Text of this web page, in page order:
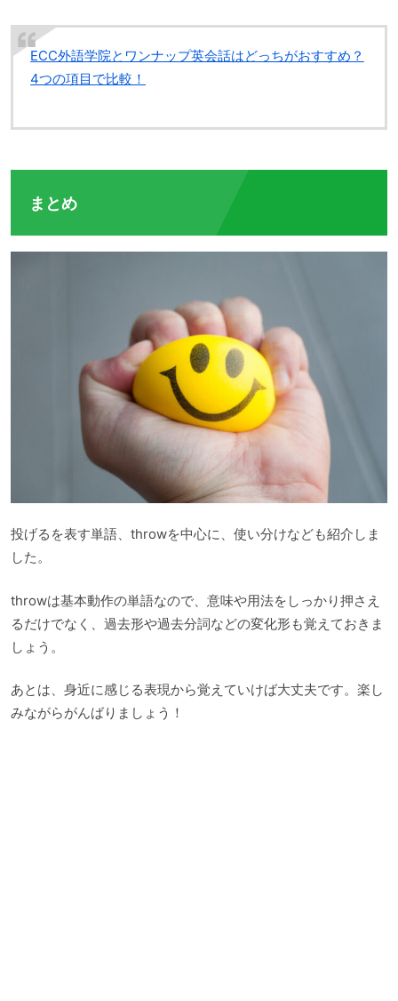
ECC外語学院とワンナップ英会話はどっちがおすすめ？
4つの項目で比較！
まとめ
投げるを表す単語、throwを中心に、使い分けなども紹介しま
した。
throwは基本動作の単語なので、意味や用法をしっかり押さえ
るだけでなく、過去形や過去分詞などの変化形も覚えておきま
しょう。
あとは、身近に感じる表現から覚えていけば大丈夫です。楽し
みながらがんばりましょう！